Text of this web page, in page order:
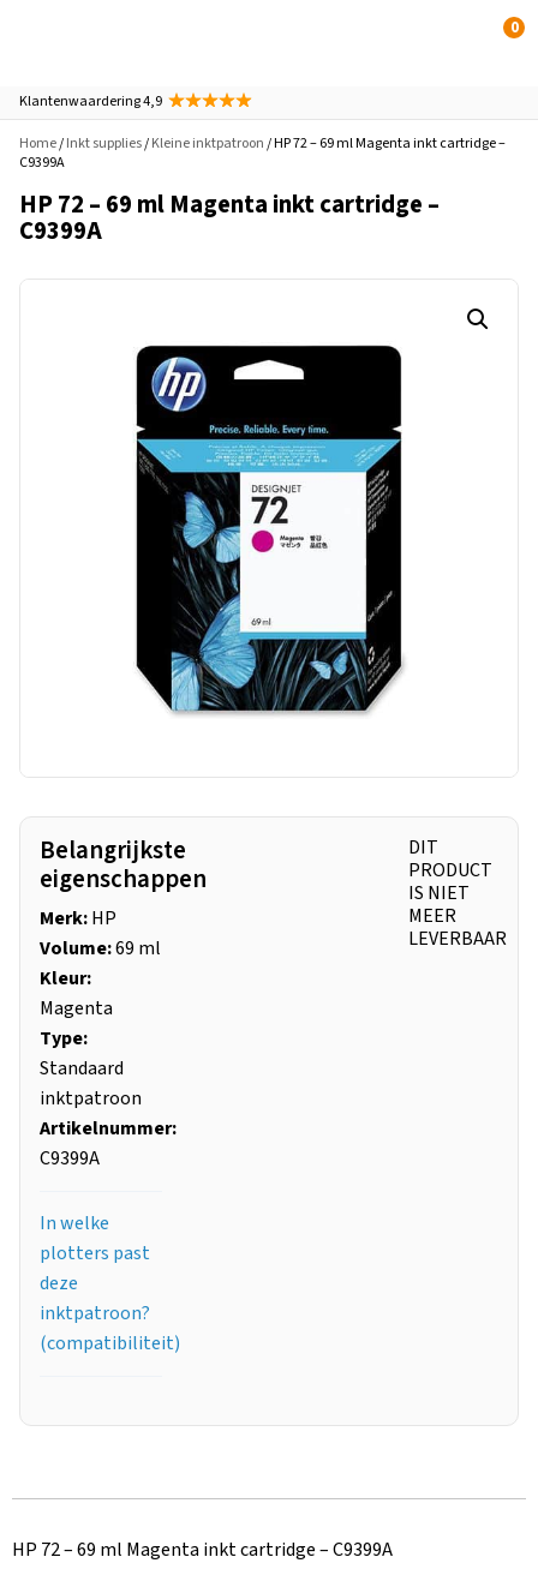
0
Klantenwaardering 4,9
Home/Inkt supplies/Kleine inktpatroon/ HP 72 – 69 ml Magenta inkt cartridge –
C9399A
HP 72 – 69 ml Magenta inkt cartridge –
C9399A
Belangrijkste
eigenschappen
Merk:HP
Volume:69 ml
Kleur:
Magenta
Type:
Standaard
inktpatroon
Artikelnummer:
C9399A
In welke
plotters past
deze
inktpatroon?
(compatibiliteit)
DIT
PRODUCT
IS NIET
MEER
LEVERBAAR
HP 72 – 69 ml Magenta inkt cartridge – C9399A